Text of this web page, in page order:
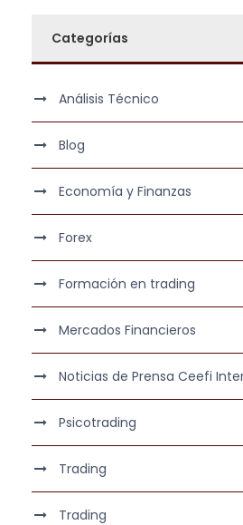
Categorías
Análisis Técnico
Blog
Economía y Finanzas
Forex
Formación en trading
Mercados Financieros
Noticias de Prensa Ceefi
Psicotrading
Trading
Trading